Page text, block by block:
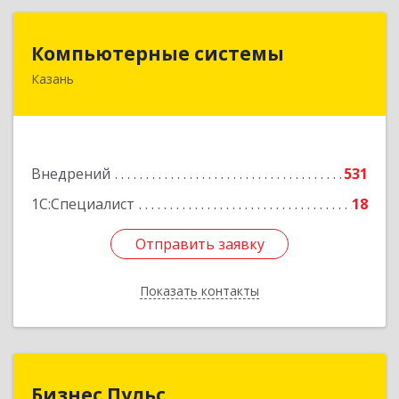
Компьютерные системы
Казань
Внедрений
531
1С:Специалист
18
Отправить заявку
Показать контакты
420066, Татарстан Респ, Казань г, Солдатская
Отправить заявку
Назад